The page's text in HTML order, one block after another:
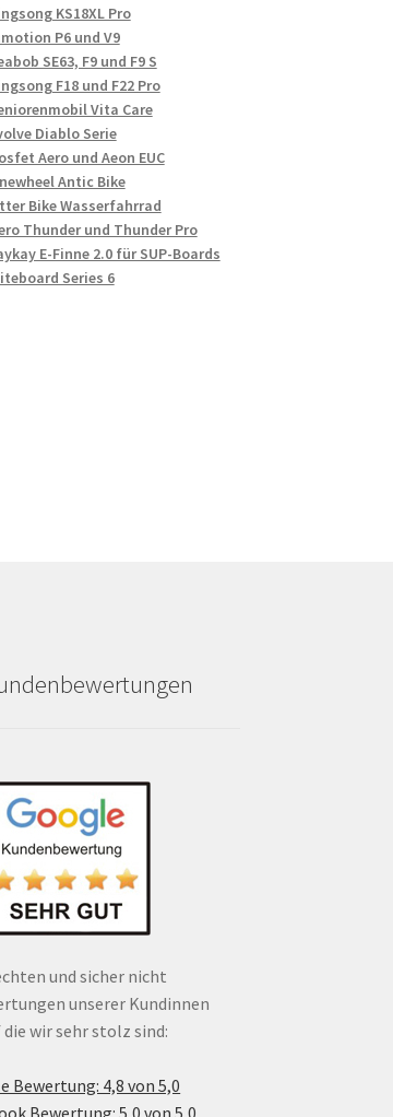
KS18XL Pro
P6 und V9
SE63, F9 und F9 S
F18 und F22 Pro
Vita Care
Diablo Serie
Aero und Aeon EUC
Antic Bike
Bike Wasserfahrrad
Thunder und Thunder Pro
E-Finne 2.0 für SUP-Boards
Series 6
und sicher nicht
unserer Kundinnen
die wir sehr stolz sind:
Bewertung: 4,8 von 5,0
Bewertung: 5,0 von 5,0